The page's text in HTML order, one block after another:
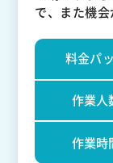
で、また機会
料金パ
作業人
作業時